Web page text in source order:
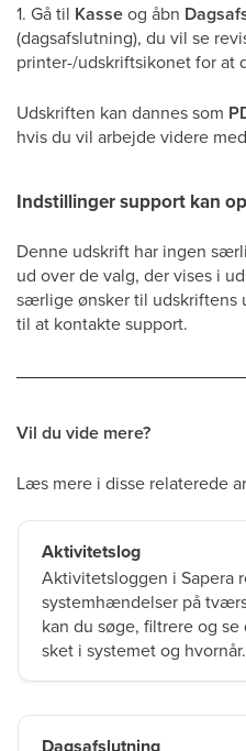
1. Gå til Kasseog åbn
(dagsafslutning), du vil se
printer-/udskriftsikonet for at
Udskriften kan dannes som
hvis du vil arbejde videre
Indstillinger support kan
Denne udskrift har ingen
ud over de valg, der vises i
særlige ønsker til udskriftens
til at kontakte support.
Vil du vide mere?
Læs mere i disse relaterede
Aktivitetslog
Aktivitetsloggen i Sapera
systemhændelser på
kan du søge, filtrere og
sket i systemet og hvornår.